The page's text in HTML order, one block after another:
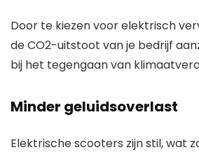
Door te kiezen voor elektrisch
de CO2-uitstoot van je bedrijf
bij het tegengaan van
Minder geluidsoverlast
Elektrische scooters zijn stil, wat